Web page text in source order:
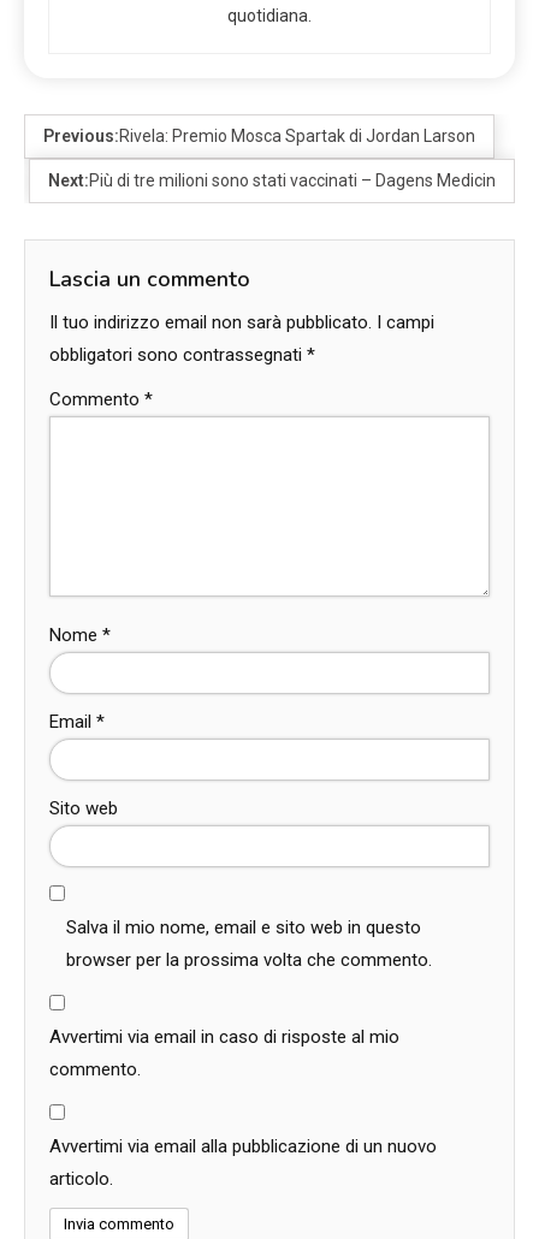
quotidiana.
Previous:Rivela: Premio Mosca Spartak di Jordan Larson
Next:Più di tre milioni sono stati vaccinati – Dagens Medicin
Lascia un commento
Il tuo indirizzo email non sarà pubblicato. I campi
obbligatori sono contrassegnati *
Commento *
Nome *
Email *
Sito web
Salva il mio nome, email e sito web in questo
browser per la prossima volta che commento.
Avvertimi via email in caso di risposte al mio
commento.
Avvertimi via email alla pubblicazione di un nuovo
articolo.